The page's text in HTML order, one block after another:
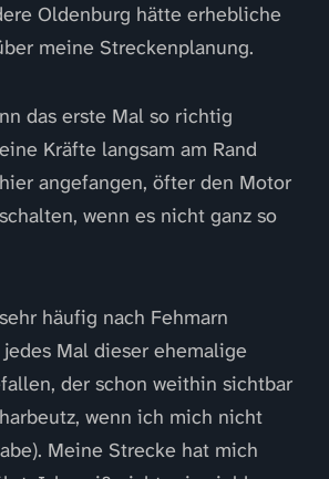
Oldenburg hätte erhebliche
meine Streckenplanung.
das erste Mal so richtig
Kräfte langsam am Rand
angefangen, öfter den Motor
wenn es nicht ganz so
häufig nach Fehmarn
Mal dieser ehemalige
der schon weithin sichtbar
wenn ich mich nicht
Meine Strecke hat mich